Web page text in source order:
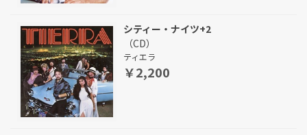
シティー・ナイツ+2
（CD）
ティエラ
￥2,200